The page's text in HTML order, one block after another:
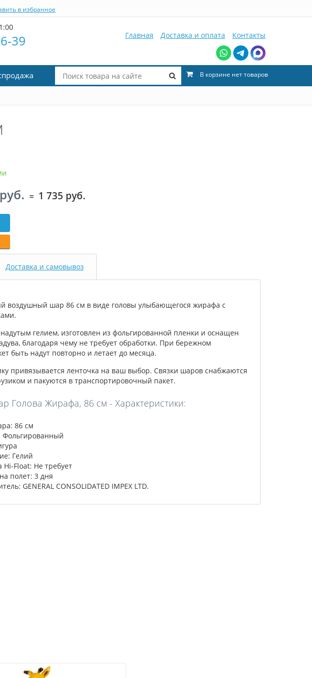
в избранное
39 Главная Доставка и оплата Контакты
В корзине нет товаров
= 1 735 руб.
Доставка и самовывоз
воздушный шар 86 см в виде головы улыбающегося жирафа с
гелием, изготовлен из фольгированной пленки и оснащен
благодаря чему не требует обработки. При бережном
быть надут повторно и летает до месяца.
привязывается ленточка на ваш выбор. Связки шаров снабжаются
и пакуются в транспортировочный пакет.
Голова Жирафа, 86 см - Характеристики:
86 см
Гелий
Hi-Float: Не требует
полет: 3 дня
GENERAL CONSOLIDATED IMPEX LTD.